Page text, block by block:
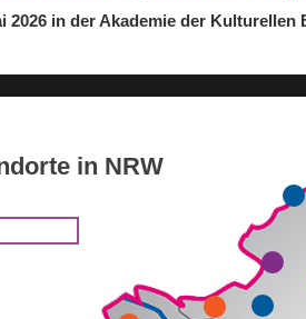
in NRW
2026 in der Akademie der